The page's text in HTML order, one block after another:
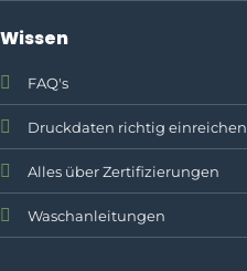
Wissen
FAQ's
Druckdaten richtig einreichen
Alles über Zertifizierungen
Waschanleitungen